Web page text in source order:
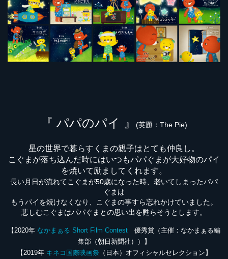
『 パパのパイ 』 (英題：The Pie)
星の世界で暮らすくまの親子はとても仲良し。
こぐまが落ち込んだ時にはいつもパパぐまが大好物のパイ
を焼いて励ましてくれます。
長い月日が流れてこぐまが50歳になった時、老いてしまったパパ
ぐまは
もうパイを焼けなくなり、こぐまの事すら忘れかけていました。
悲しむこぐまはパパぐまとの思い出を甦らそうとします。
【2020年 なかまぁる Short Film Contest 優秀賞（主催：なかまぁる編
集部（朝日新聞社））】
【2019年 キネコ国際映画祭 （日本）オフィシャルセレクション】